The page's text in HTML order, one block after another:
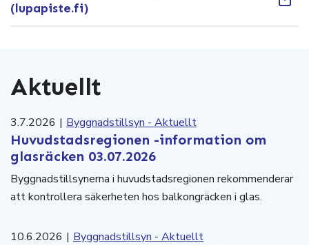
(lupapiste.fi)
Aktuellt
3.7.2026 | Byggnadstillsyn - Aktuellt
Huvudstadsregionen -information om
glasräcken 03.07.2026
Byggnadstillsynerna i huvudstadsregionen rekommenderar
att kontrollera säkerheten hos balkongräcken i glas.
10.6.2026 | Byggnadstillsyn - Aktuellt